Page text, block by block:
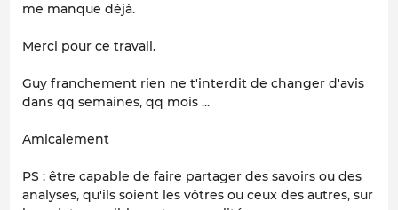
me manque déjà.
Merci pour ce travail.
Guy franchement rien ne t'interdit de changer d'avis
dans qq semaines, qq mois ...
Amicalement
PS : être capable de faire partager des savoirs ou des
analyses, qu'ils soient les vôtres ou ceux des autres, sur